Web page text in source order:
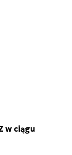
w ciągu